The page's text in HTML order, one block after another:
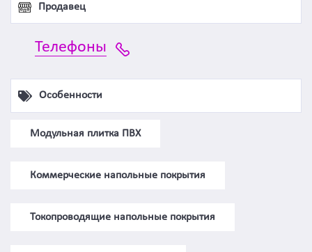
Продавец
Телефоны
Особенности
Модульная плитка ПВХ
Коммерческие напольные покрытия
Токопроводящие напольные покрытия